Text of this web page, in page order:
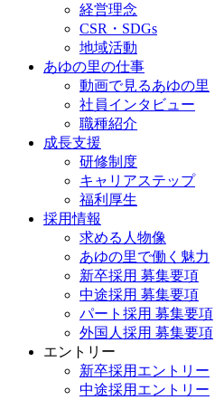
経営理念
CSR・SDGs
地域活動
あゆの里の仕事
動画で見るあゆの里
社員インタビュー
職種紹介
成長支援
研修制度
キャリアステップ
福利厚生
採用情報
求める人物像
あゆの里で働く魅力
新卒採用 募集要項
中途採用 募集要項
パート採用 募集要項
外国人採用 募集要項
エントリー
新卒採用エントリー
中途採用エントリー